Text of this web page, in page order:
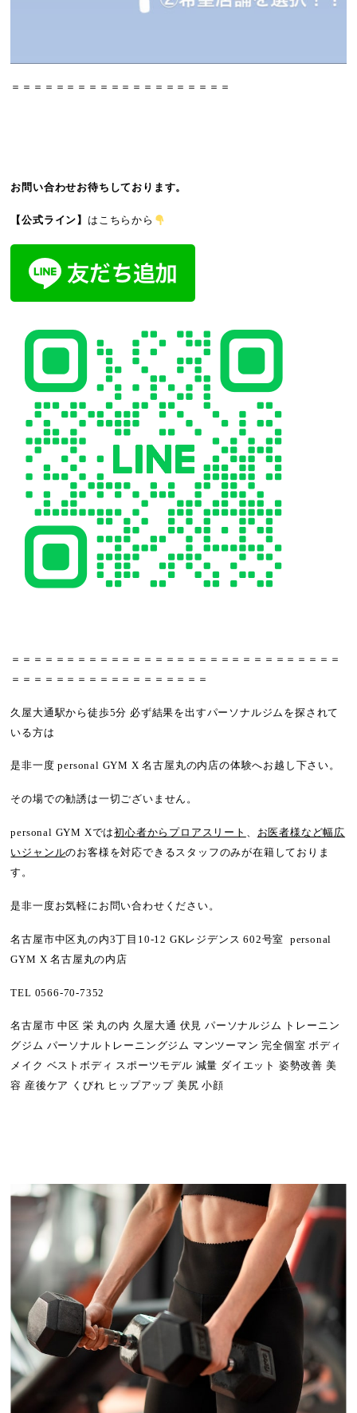
＝＝＝＝＝＝＝＝＝＝＝＝＝＝＝＝＝＝＝＝
お問い合わせお待ちしております。
【公式ライン】 はこちらから
＝＝＝＝＝＝＝＝＝＝＝＝＝＝＝＝＝＝＝＝＝＝＝＝＝＝＝＝＝＝
＝＝＝＝＝＝＝＝＝＝＝＝＝＝＝＝＝＝
久屋大通駅から徒歩5分 必ず結果を出すパーソナルジムを探されて
いる方は
是非一度 personal GYM X 名古屋丸の内店の体験へお越し下さい。
その場での勧誘は一切ございません。
personal GYM Xでは初心者からプロアスリート 、 お医者様など幅広
いジャンルのお客様を対応できるスタッフのみが在籍しておりま
す。
是非一度お気軽にお問い合わせください。
名古屋市中区丸の内3丁目10-12 GKレジデンス 602号室 personal
GYM X 名古屋丸の内店
TEL 0566-70-7352
名古屋市 中区 栄 丸の内 久屋大通 伏見 パーソナルジム トレーニン
グジム パーソナルトレーニングジム マンツーマン 完全個室 ボディ
メイク ベストボディ スポーツモデル 減量 ダイエット 姿勢改善 美
容 産後ケア くびれ ヒップアップ 美尻 小顔